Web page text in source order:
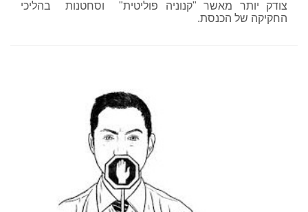
צודק יותר מאשר "קנוניה פוליטית" וסחטנות בהליכי
החקיקה של הכנסת.